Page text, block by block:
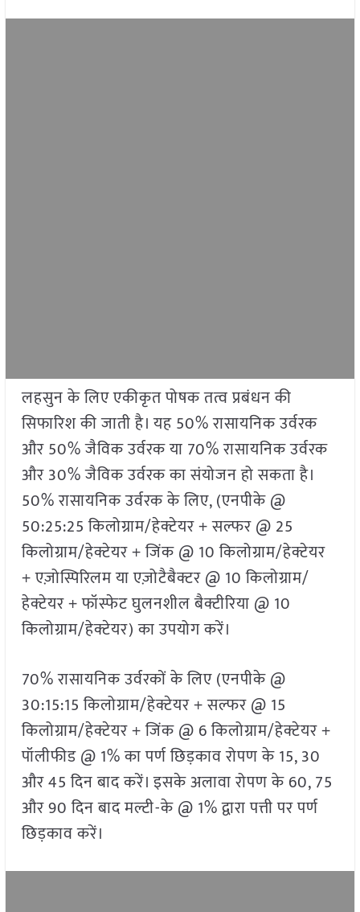
लहसुन के लिए एकीकृत पोषक तत्व प्रबंधन की
सिफारिश की जाती है। यह 50% रासायनिक उर्वरक
और 50% जैविक उर्वरक या 70% रासायनिक उर्वरक
और 30% जैविक उर्वरक का संयोजन हो सकता है।
50% रासायनिक उर्वरक के लिए, (एनपीके @
50:25:25 किलोग्राम/हेक्टेयर + सल्फर @ 25
किलोग्राम/हेक्टेयर + जिंक @ 10 किलोग्राम/हेक्टेयर
+ एज़ोस्पिरिलम या एज़ोटैबैक्टर @ 10 किलोग्राम/
हेक्टेयर + फॉस्फेट घुलनशील बैक्टीरिया @ 10
किलोग्राम/हेक्टेयर) का उपयोग करें।
70% रासायनिक उर्वरकों के लिए (एनपीके @
30:15:15 किलोग्राम/हेक्टेयर + सल्फर @ 15
किलोग्राम/हेक्टेयर + जिंक @ 6 किलोग्राम/हेक्टेयर +
पॉलीफीड @ 1% का पर्ण छिड़काव रोपण के 15, 30
और 45 दिन बाद करें। इसके अलावा रोपण के 60, 75
और 90 दिन बाद मल्टी-के @ 1% द्वारा पत्ती पर पर्ण
छिड़काव करें।